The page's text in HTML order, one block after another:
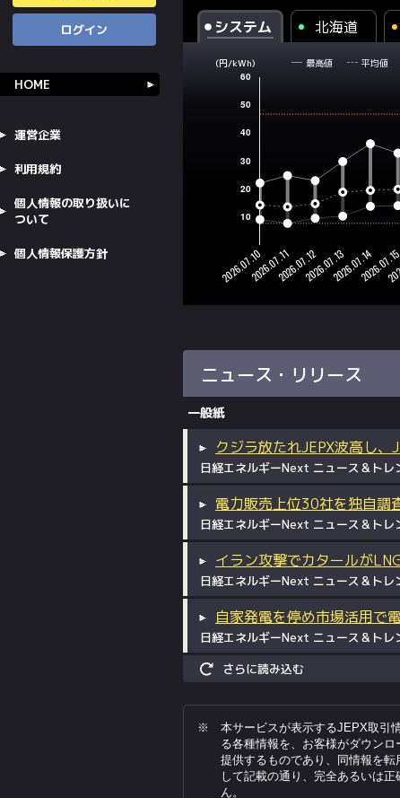
ログイン
HOME
運営企業
利用規約
個人情報の取り扱いに
ついて
個人情報保護方針
システム 北海道
(円/kWh) 最高値 平均値
ニュース・リリース
一般紙
クジラ放たれJEPX波高し
日経エネルギーNext ニュース＆ト
電力販売上位30社を独自調
日経エネルギーNext ニュース＆ト
イラン攻撃でカタールが
日経エネルギーNext ニュース＆ト
自家発電を停め市場活用で
日経エネルギーNext ニュース＆ト
さらに読み込む
本サービスが表示するJEPX取引
る各種情報を、お客様がダウン
提供するものであり、同情報を
して記載の通り、完全あるいは
ん。